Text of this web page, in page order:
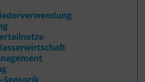
Sensorik